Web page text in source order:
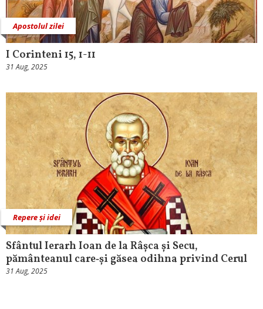
Apostolul zilei
I Corinteni 15, 1-11
31 Aug, 2025
Repere și idei
Sfântul Ierarh Ioan de la Râșca și Secu,
pământeanul care‑și găsea odihna privind Cerul
31 Aug, 2025